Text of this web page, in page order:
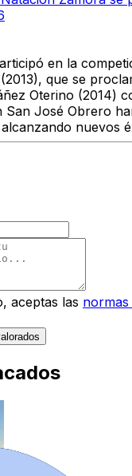
en la
, que se
Oterino (2014)
San José Obrero
nuevos
aceptas las